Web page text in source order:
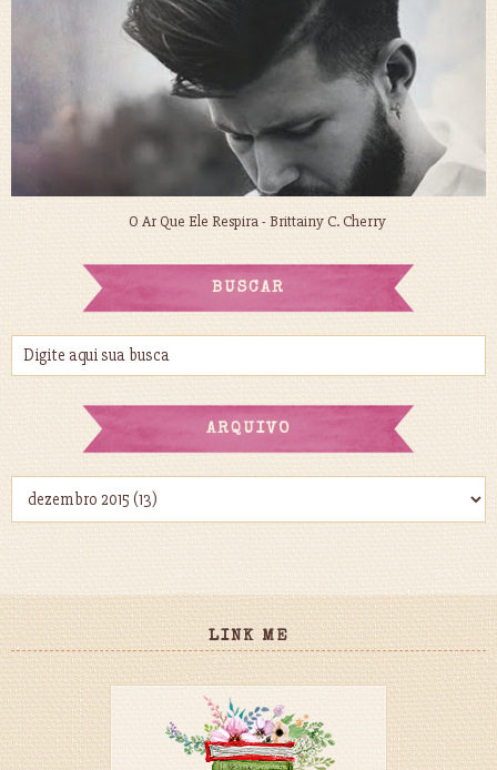
O Ar Que Ele Respira - Brittainy C. Cherry
BUSCAR
ARQUIVO
LINK ME